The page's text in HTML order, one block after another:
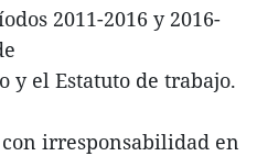
2011-2016 y 2016-
y el Estatuto de trabajo.
irresponsabilidad en